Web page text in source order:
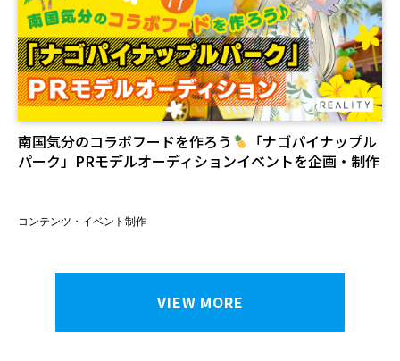
南国気分のコラボフードを作ろう
「ナゴパイナップル
パーク」PRモデルオーディションイベントを企画・制作
コンテンツ・イベント制作
VIEW MORE